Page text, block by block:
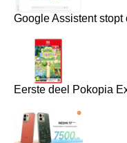
Google Assistent
Eerste deel Pokopia